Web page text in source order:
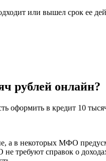
или вышел срок ее
рублей онлайн?
оформить в кредит 10
а в некоторых МФО
справок о